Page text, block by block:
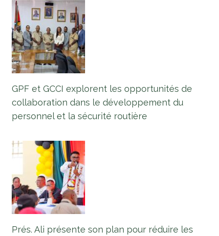
GPF et GCCI explorent les opportunités de
collaboration dans le développement du
personnel et la sécurité routière
Prés. Ali présente son plan pour réduire les